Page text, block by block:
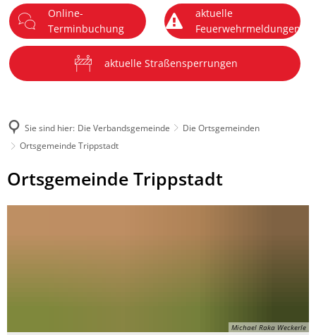
Menü
Online-
Terminbuchung
aktuelle
Feuerwehrmeldungen
aktuelle Straßensperrungen
Sie sind hier: Die Verbandsgemeinde
Die Ortsgemeinden
Ortsgemeinde Trippstadt
Ortsgemeinde
Trippstadt
Ortsgemeinde Trippstadt
Michael Raka Weckerle